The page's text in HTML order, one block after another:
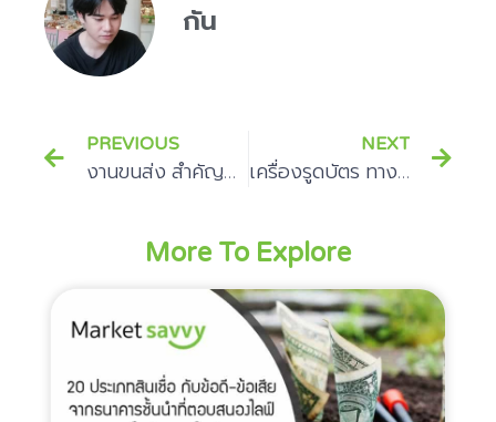
กัน
PREVIOUS
งานขนส่ง สำคัญต่อธุรกิจอย่างไรบ้าง
NEXT
เครื่องรูดบัตร ทางเลือกใหม่ในการทำธุรกิจ
More To Explore